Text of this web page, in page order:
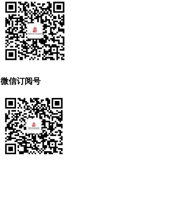
微信订阅号